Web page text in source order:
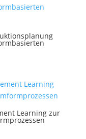
Learning zur